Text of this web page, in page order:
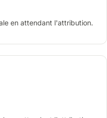
en attendant l'attribution.